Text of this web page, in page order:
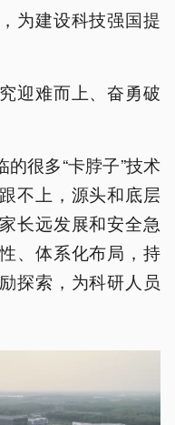
为建设科技强国提
迎难而上、奋勇破
很多“卡脖子”技术
不上，源头和底层
长远发展和安全急
、体系化布局，持
探索，为科研人员